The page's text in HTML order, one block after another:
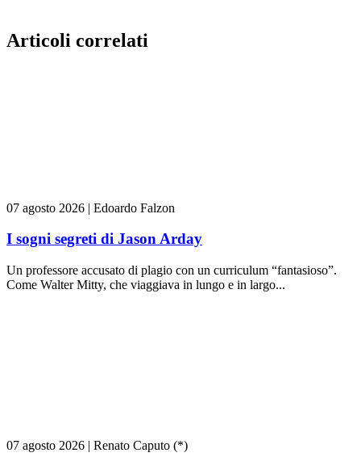
Articoli correlati
07 agosto 2026 | Edoardo Falzon
I sogni segreti di Jason Arday
Un professore accusato di plagio con un curriculum “fantasioso”.
Come Walter Mitty, che viaggiava in lungo e in largo...
07 agosto 2026 | Renato Caputo (*)